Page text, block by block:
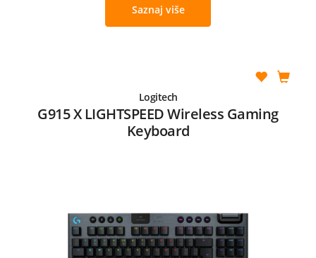
Saznaj više
Logitech
G915 X LIGHTSPEED Wireless Gaming
Keyboard